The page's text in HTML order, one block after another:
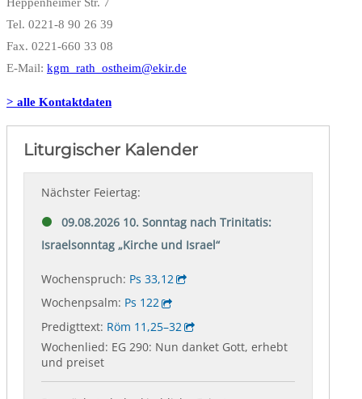
Tel. 0221-8 90 26 39
Fax. 0221-660 33 08
E-Mail: kgm_rath_ostheim@ekir.de
> alle Kontaktdaten